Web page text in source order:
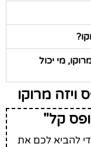
מי יכול
מרוקו
קל"
להביא לכם את